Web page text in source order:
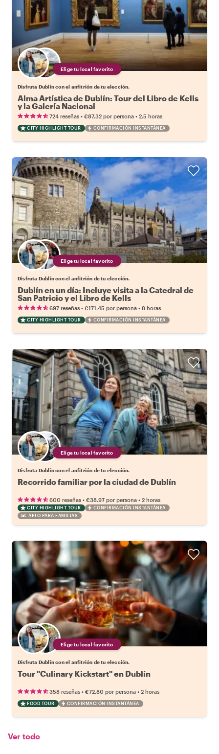
Elige tu local favorito
Disfruta Dublín con el anfitrión de tu elección.
Alma Artística de Dublín: Tour del Libro de Kells
y la Galería Nacional
724 reseñas • €87.32 por persona • 2.5 horas
CITY HIGHLIGHT TOUR CONFIRMACIÓN INSTANTÁNEA
Elige tu local favorito
Disfruta Dublín con el anfitrión de tu elección.
Dublín en un día: Incluye visita a la Catedral de
San Patricio y el Libro de Kells
697 reseñas • €171.45 por persona • 8 horas
CITY HIGHLIGHT TOUR CONFIRMACIÓN INSTANTÁNEA
Elige tu local favorito
Disfruta Dublín con el anfitrión de tu elección.
Recorrido familiar por la ciudad de Dublín
600 reseñas • €38.97 por persona • 2 horas
CITY HIGHLIGHT TOUR
CONFIRMACIÓN INSTANTÁNEA
APTO PARA FAMILIAS
Elige tu local favorito
Disfruta Dublín con el anfitrión de tu elección.
Tour "Culinary Kickstart" en Dublín
358 reseñas • €72.80 por persona • 2 horas
FOOD TOUR CONFIRMACIÓN INSTANTÁNEA
Ver todo